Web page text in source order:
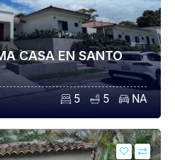
CASA EN SANTO
5 5 NA